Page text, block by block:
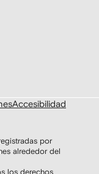
Accesibilidad
por
alrededor del
los derechos